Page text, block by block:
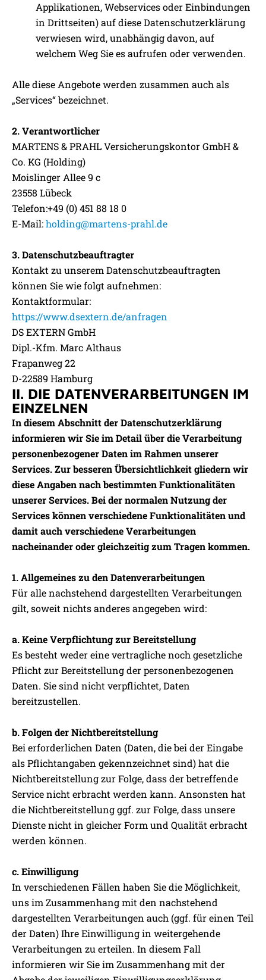
Applikationen, Webservices oder Einbindungen
in Drittseiten) auf diese Datenschutzerklärung
verwiesen wird, unabhängig davon, auf
welchem Weg Sie es aufrufen oder verwenden.
Alle diese Angebote werden zusammen auch als
„Services“ bezeichnet.
2. Verantwortlicher
MARTENS & PRAHL Versicherungskontor GmbH &
Co. KG (Holding)
Moislinger Allee 9 c
23558 Lübeck
Telefon:+49 (0) 451 88 18 0
E-Mail:holding@martens-prahl.de
3. Datenschutzbeauftragter
Kontakt zu unserem Datenschutzbeauftragten
können Sie wie folgt aufnehmen:
Kontaktformular:
https://www.dsextern.de/anfragen
DS EXTERN GmbH
Dipl.-Kfm. Marc Althaus
Frapanweg 22
D-22589 Hamburg
II. DIE DATENVERARBEITUNGEN IM
EINZELNEN
In diesem Abschnitt der Datenschutzerklärung
informieren wir Sie im Detail über die Verarbeitung
personenbezogener Daten im Rahmen unserer
Services. Zur besseren Übersichtlichkeit gliedern wir
diese Angaben nach bestimmten Funktionalitäten
unserer Services. Bei der normalen Nutzung der
Services können verschiedene Funktionalitäten und
damit auch verschiedene Verarbeitungen
nacheinander oder gleichzeitig zum Tragen kommen.
1. Allgemeines zu den Datenverarbeitungen
Für alle nachstehend dargestellten Verarbeitungen
gilt, soweit nichts anderes angegeben wird:
a. Keine Verpflichtung zur Bereitstellung
Es besteht weder eine vertragliche noch gesetzliche
Pflicht zur Bereitstellung der personenbezogenen
Daten. Sie sind nicht verpflichtet, Daten
bereitzustellen.
b. Folgen der Nichtbereitstellung
Bei erforderlichen Daten (Daten, die bei der Eingabe
als Pflichtangaben gekennzeichnet sind) hat die
Nichtbereitstellung zur Folge, dass der betreffende
Service nicht erbracht werden kann. Ansonsten hat
die Nichtbereitstellung ggf. zur Folge, dass unsere
Dienste nicht in gleicher Form und Qualität erbracht
werden können.
c. Einwilligung
In verschiedenen Fällen haben Sie die Möglichkeit,
uns im Zusammenhang mit den nachstehend
dargestellten Verarbeitungen auch (ggf. für einen Teil
der Daten) Ihre Einwilligung in weitergehende
Verarbeitungen zu erteilen. In diesem Fall
informieren wir Sie im Zusammenhang mit der